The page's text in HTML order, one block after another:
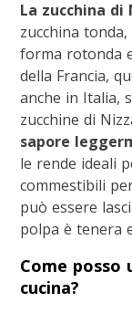
La zucchina di
zucchina
forma rotonda
della Francia,
anche in Italia,
zucchine di
sapore
le rende ideali
commestibili
può essere
polpa è tenera
Come posso
cucina?